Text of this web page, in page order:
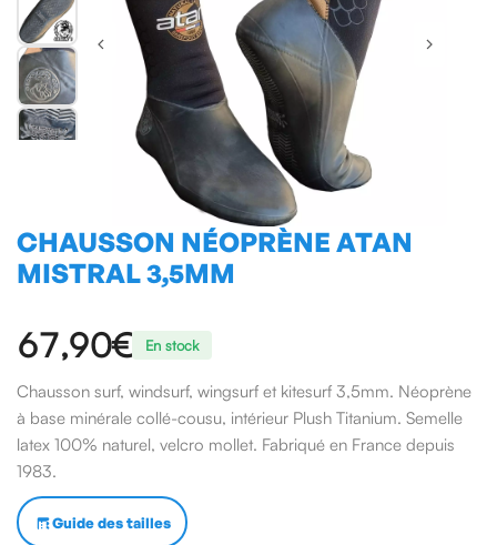
CHAUSSON NÉOPRÈNE ATAN
MISTRAL 3,5MM
67,90€ En stock
Chausson surf, windsurf, wingsurf et kitesurf 3,5mm. Néoprène
à base minérale collé-cousu, intérieur Plush Titanium. Semelle
latex 100% naturel, velcro mollet. Fabriqué en France depuis
1983.
Guide des tailles